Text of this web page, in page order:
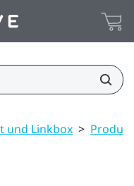
und Linkbox >